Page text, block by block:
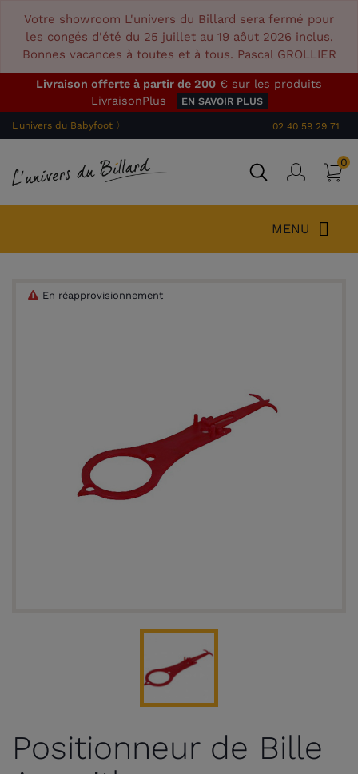
Votre showroom L'univers du Billard sera fermé pour
les congés d'été du 25 juillet au 19 aôut 2026 inclus.
Bonnes vacances à toutes et à tous. Pascal GROLLIER
Livraison offerte à partir de 200 € sur les produits
LivraisonPlus
EN SAVOIR PLUS
L'univers du Babyfoot 〉 02 40 59 29 71
0
MENU
En réapprovisionnement
Positionneur de Bille